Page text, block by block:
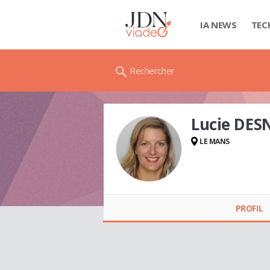
IA NEWS
Rechercher
Lucie DESNOS
Lucie
LE MANS
PROFIL